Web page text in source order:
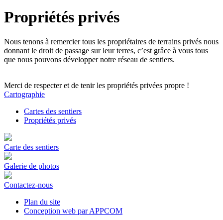
Propriétés privés
Nous tenons à remercier tous les propriétaires de terrains privés nous
donnant le droit de passage sur leur terres, c’est grâce à vous tous
que nous pouvons développer notre réseau de sentiers.
Merci de respecter et de tenir les propriétés privées propre !
Cartographie
Cartes des sentiers
Propriétés privés
Carte des sentiers
Galerie de photos
Contactez-nous
Plan du site
Conception web par APPCOM